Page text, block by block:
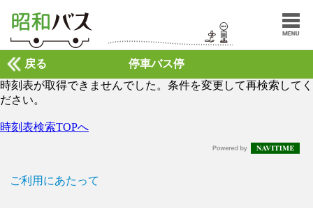
停車バス停
戻る
時刻表が取得できませんでした。条件を変更して再検索してく
ださい。
時刻表検索TOPへ
ご利用にあたって